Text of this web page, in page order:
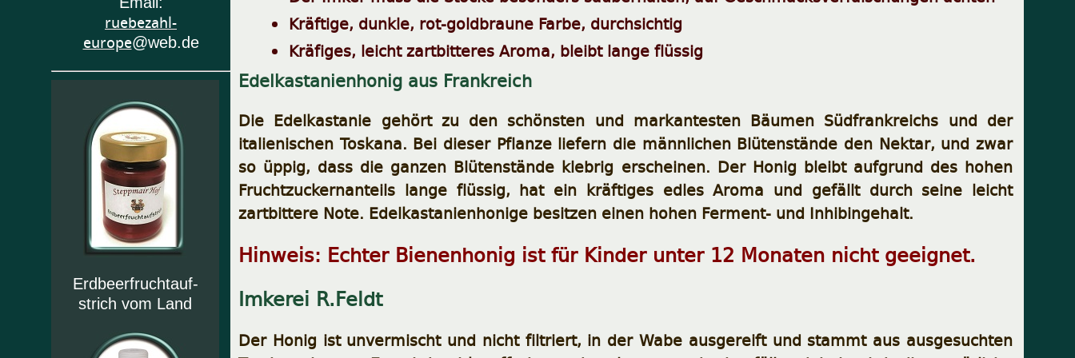
ruebezahl-
europe@web.de
Erdbeerfruchtauf-
strich vom Land
Kräftige, dunkle, rot-goldbraune Farbe, durchsichtig
Kräfiges, leicht zartbitteres Aroma, bleibt lange flüssig
Edelkastanienhonig aus Frankreich
Die Edelkastanie gehört zu den schönsten und markantesten Bäumen Südfrankreichs und der
italienischen Toskana. Bei dieser Pflanze liefern die männlichen Blütenstände den Nektar, und zwar
so üppig, dass die ganzen Blütenstände klebrig erscheinen. Der Honig bleibt aufgrund des hohen
Fruchtzuckernanteils lange flüssig, hat ein kräftiges edles Aroma und gefällt durch seine leicht
zartbittere Note. Edelkastanienhonige besitzen einen hohen Ferment- und Inhibingehalt.
Hinweis: Echter Bienenhonig ist für Kinder unter 12 Monaten nicht geeignet.
Imkerei R.Feldt
Der Honig ist unvermischt und nicht filtriert, in der Wabe ausgereift und stammt aus ausgesuchten